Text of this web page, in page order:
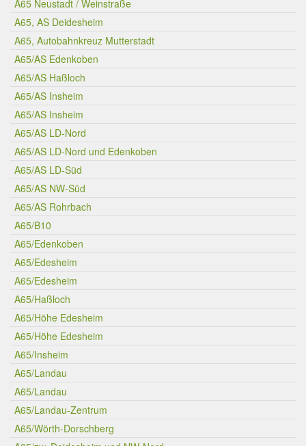
A65 Neustadt / Weinstraße
A65, AS Deidesheim
A65, Autobahnkreuz Mutterstadt
A65/AS Edenkoben
A65/AS Haßloch
A65/AS Insheim
A65/AS Insheim
A65/AS LD-Nord
A65/AS LD-Nord und Edenkoben
A65/AS LD-Süd
A65/AS NW-Süd
A65/AS Rohrbach
A65/B10
A65/Edenkoben
A65/Edesheim
A65/Edesheim
A65/Haßloch
A65/Höhe Edesheim
A65/Höhe Edesheim
A65/Insheim
A65/Landau
A65/Landau
A65/Landau-Zentrum
A65/Wörth-Dorschberg